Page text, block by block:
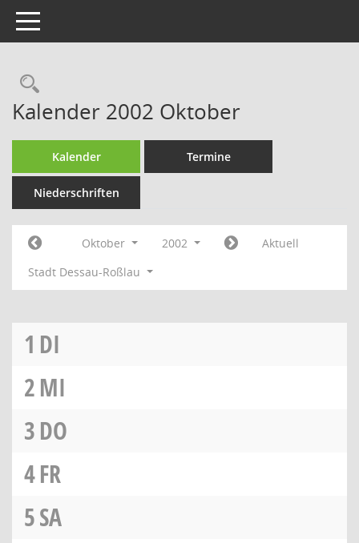
Toggle navigation
Rechercheauswahl
Kalender 2002 Oktober
Kalender Termine
Niederschriften
Oktober 2002
Aktuell
Stadt Dessau-Roßlau
1 DI
2MI
3DO
4FR
5SA